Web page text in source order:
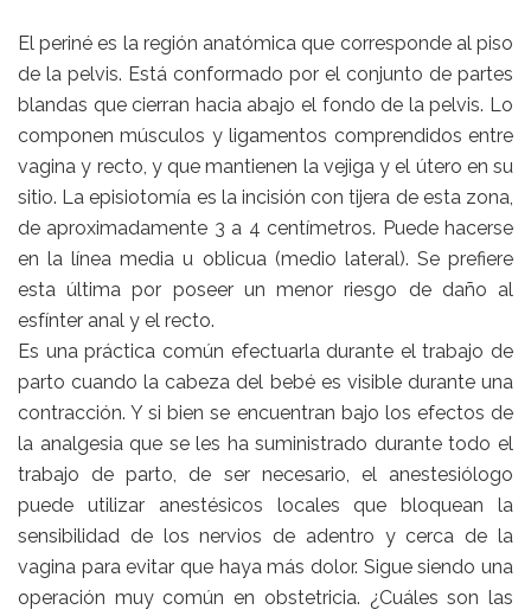
El periné es la región anatómica que corresponde al piso
de la pelvis. Está conformado por el conjunto de partes
blandas que cierran hacia abajo el fondo de la pelvis. Lo
componen músculos y ligamentos comprendidos entre
vagina y recto, y que mantienen la vejiga y el útero en su
sitio. La episiotomía es la incisión con tijera de esta zona,
de aproximadamente 3 a 4 centímetros. Puede hacerse
en la línea media u oblicua (medio lateral). Se prefiere
esta última por poseer un menor riesgo de daño al
esfínter anal y el recto.
Es una práctica común efectuarla durante el trabajo de
parto cuando la cabeza del bebé es visible durante una
contracción. Y si bien se encuentran bajo los efectos de
la analgesia que se les ha suministrado durante todo el
trabajo de parto, de ser necesario, el anestesiólogo
puede utilizar anestésicos locales que bloquean la
sensibilidad de los nervios de adentro y cerca de la
vagina para evitar que haya más dolor. Sigue siendo una
operación muy común en obstetricia. ¿Cuáles son las